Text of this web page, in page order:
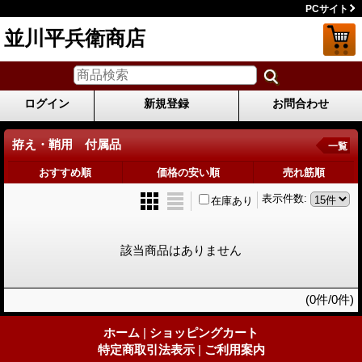
PCサイト
並川平兵衛商店
ログイン 新規登録 お問合わせ
拵え・鞘用 付属品 一覧
おすすめ順 価格の安い順 売れ筋順
表示件数:
在庫あり
該当商品はありません
(0件/0件)
ホーム | ショッピングカート
特定商取引法表示 | ご利用案内